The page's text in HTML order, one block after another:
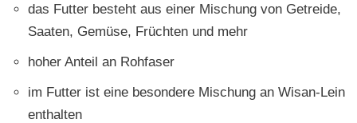
das Futter besteht aus einer Mischung von Getreide,
Saaten, Gemüse, Früchten und mehr
hoher Anteil an Rohfaser
im Futter ist eine besondere Mischung an Wisan-Lein
enthalten